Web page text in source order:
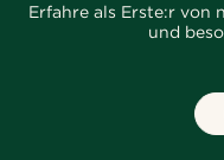
Erfahre als Erste:r von
und